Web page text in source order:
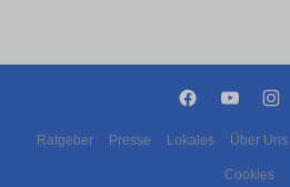
Ratgeber Presse Lokales Über Uns
Cookies